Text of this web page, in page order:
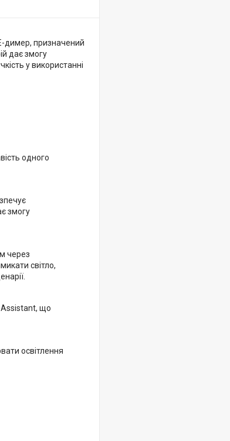
димер, призначений
дає змогу
у використанні
одного
змогу
через
світло,
Assistant, що
освітлення